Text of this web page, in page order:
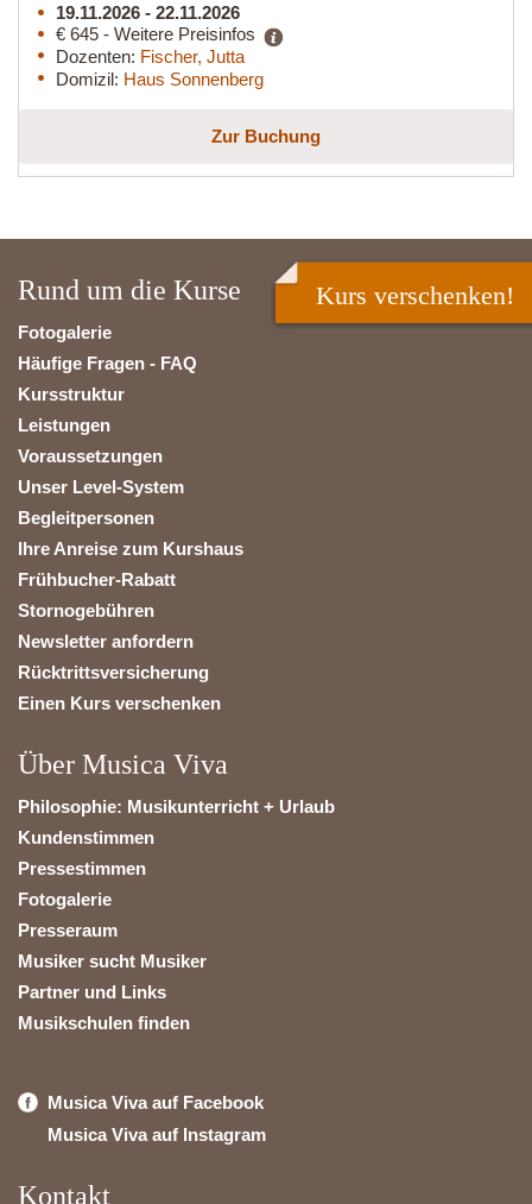
19.11.2026 - 22.11.2026
€ 645 - Weitere Preisinfos
Dozenten: Fischer, Jutta
Domizil: Haus Sonnenberg
Zur Buchung
Rund um die Kurse
Fotogalerie
Häufige Fragen - FAQ
Kursstruktur
Leistungen
Voraussetzungen
Unser Level-System
Begleitpersonen
Ihre Anreise zum Kurshaus
Frühbucher-Rabatt
Stornogebühren
Newsletter anfordern
Rücktrittsversicherung
Einen Kurs verschenken
Über Musica Viva
Philosophie: Musikunterricht + Urlaub
Kundenstimmen
Pressestimmen
Fotogalerie
Presseraum
Musiker sucht Musiker
Partner und Links
Musikschulen finden
Musica Viva auf Facebook
Musica Viva auf Instagram
Kontakt
Kurs verschenken!